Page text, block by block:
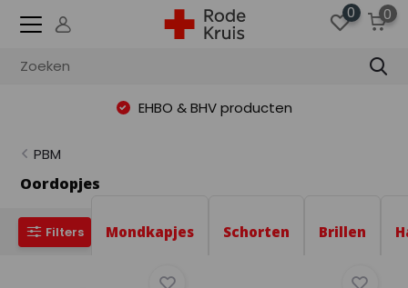
0 0
EHBO & BHV producten
PBM
Oordopjes
Filters Mondkapjes Schorten Brillen